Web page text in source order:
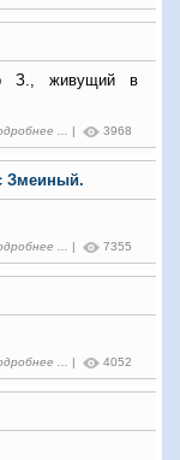
З., живущий в
... | 3968
Змеиный.
... | 7355
... | 4052